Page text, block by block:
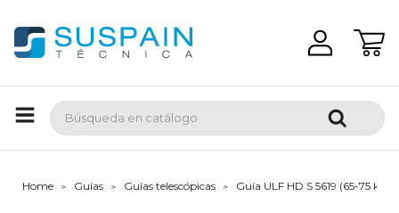
Home Guías Guías telescópicas Guía ULF HD S 5619 (65-75 kg)